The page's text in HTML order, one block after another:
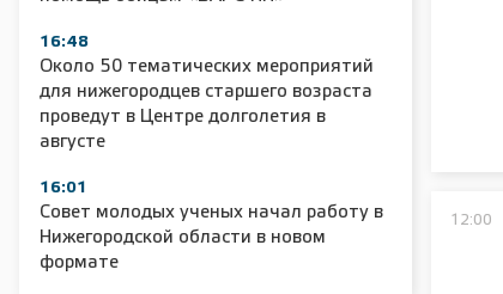
16:48
Около 50 тематических мероприятий
для нижегородцев старшего возраста
проведут в Центре долголетия в
августе
16:01
Совет молодых ученых начал работу в
Нижегородской области в новом
формате
12:00